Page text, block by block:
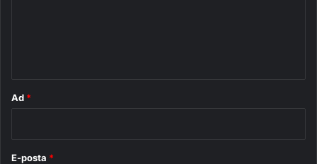
Ad *
E-posta *